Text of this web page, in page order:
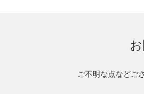
ご不明な点などご